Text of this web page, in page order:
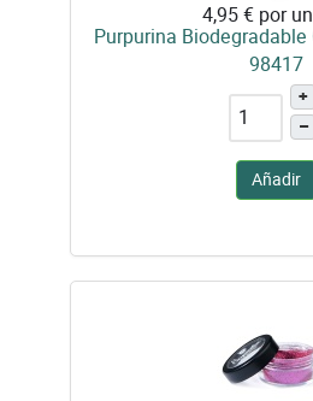
4,95 € por
Purpurina
98417
+
–
Añadir